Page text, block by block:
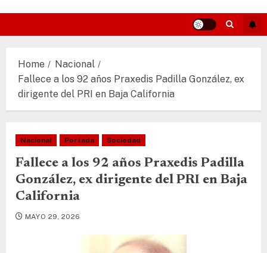
Home
Nacional
Fallece a los 92 años Praxedis Padilla González, ex
dirigente del PRI en Baja California
Nacional Portada Sociedad
Fallece a los 92 años Praxedis Padilla
González, ex dirigente del PRI en Baja
California
MAYO 29, 2026